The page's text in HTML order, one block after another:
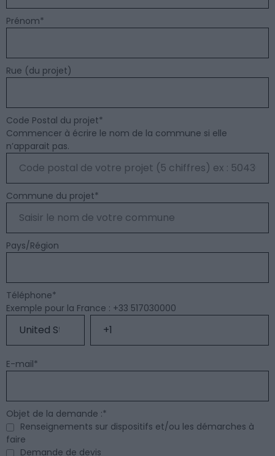
Prénom*
Rue (du projet)
Code Postal du projet*
Commencer à écrire le nom de la commune si elle
n’apparait pas.
Commune du projet*
Pays/Région
Téléphone*
Exemple pour la France : +33 517030000
E-mail*
Objet de la demande :*
Renseignements sur dispositifs et/ou les démarches à
faire
Demande de devis